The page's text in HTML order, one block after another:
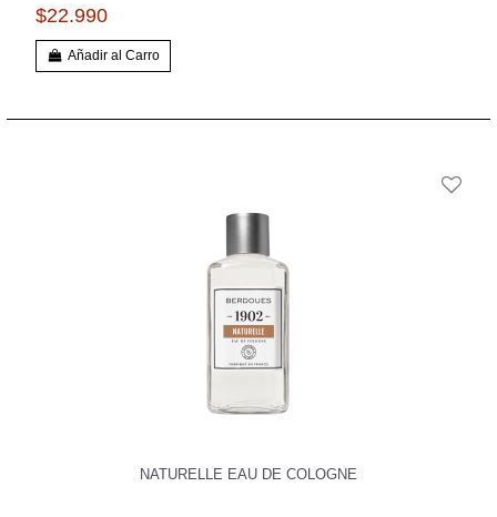
$22.990
Añadir al Carro
NATURELLE EAU DE COLOGNE